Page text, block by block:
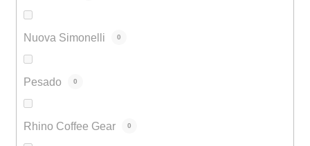
Nuova Simonelli 0
Pesado 0
Rhino Coffee Gear 0